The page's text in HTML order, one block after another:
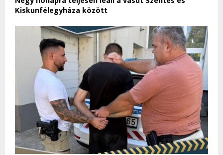
Kiskunfélegyháza között